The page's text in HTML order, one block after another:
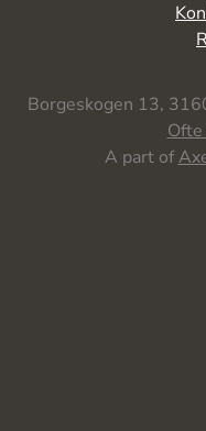
Borgeskogen 13,
A part of